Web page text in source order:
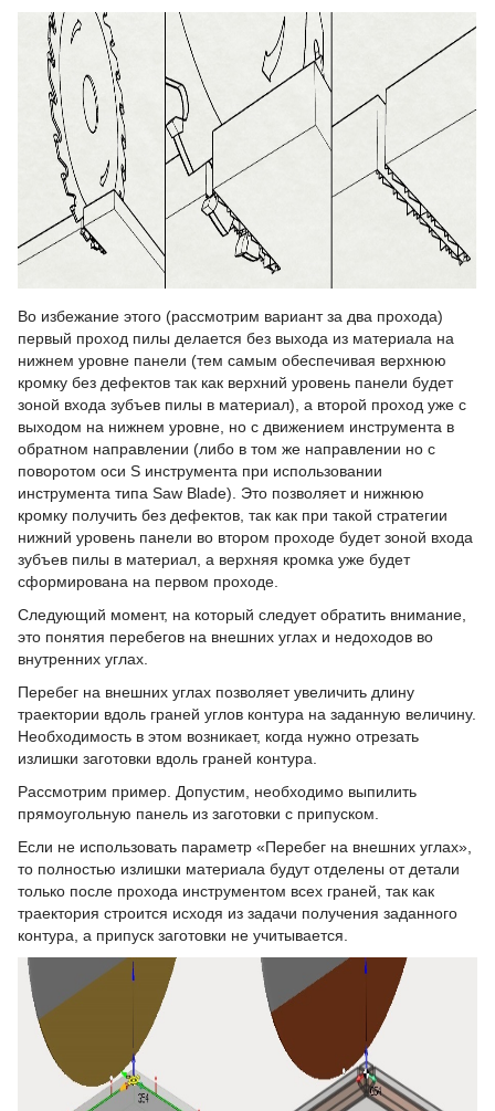
Во избежание этого (рассмотрим вариант за два прохода)
первый проход пилы делается без выхода из материала на
нижнем уровне панели (тем самым обеспечивая верхнюю
кромку без дефектов так как верхний уровень панели будет
зоной входа зубъев пилы в материал), а второй проход уже с
выходом на нижнем уровне, но с движением инструмента в
обратном направлении (либо в том же направлении но с
поворотом оси S инструмента при использовании
инструмента типа Saw Blade). Это позволяет и нижнюю
кромку получить без дефектов, так как при такой стратегии
нижний уровень панели во втором проходе будет зоной входа
зубъев пилы в материал, а верхняя кромка уже будет
сформирована на первом проходе.
Следующий момент, на который следует обратить внимание,
это понятия перебегов на внешних углах и недоходов во
внутренних углах.
Перебег на внешних углах позволяет увеличить длину
траектории вдоль граней углов контура на заданную величину.
Необходимость в этом возникает, когда нужно отрезать
излишки заготовки вдоль граней контура.
Рассмотрим пример. Допустим, необходимо выпилить
прямоугольную панель из заготовки с припуском.
Если не использовать параметр «Перебег на внешних углах»,
то полностью излишки материала будут отделены от детали
только после прохода инструментом всех граней, так как
траектория строится исходя из задачи получения заданного
контура, а припуск заготовки не учитывается.